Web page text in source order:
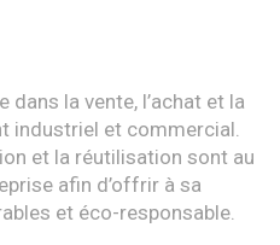
la vente, l’achat et la
industriel et commercial.
et la réutilisation sont au
afin d’offrir à sa
et éco-responsable.